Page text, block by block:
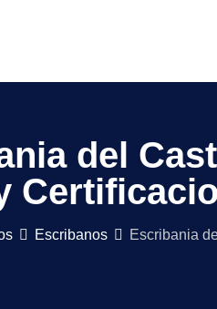
del
Escribanos Escribania